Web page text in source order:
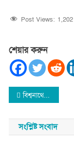
Post Views: 1,202
শেয়ার করুন
Post
বিশ্বনাথে যুগান্তর পত্রিকার প্রতিষ্টাবার্ষিকী পালন
সংশ্লিষ্ট সংবাদ